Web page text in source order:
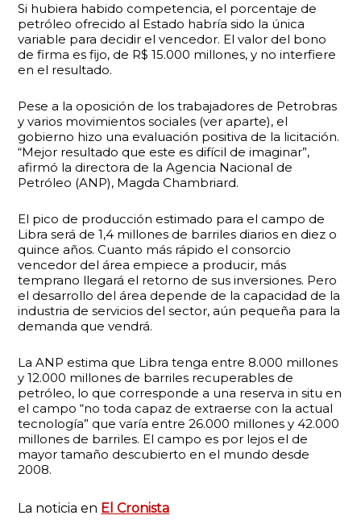
Si hubiera habido competencia, el porcentaje de
petróleo ofrecido al Estado habría sido la única
variable para decidir el vencedor. El valor del bono
de firma es fijo, de R$ 15.000 millones, y no interfiere
en el resultado.
Pese a la oposición de los trabajadores de Petrobras
y varios movimientos sociales (ver aparte), el
gobierno hizo una evaluación positiva de la licitación.
“Mejor resultado que este es difícil de imaginar”,
afirmó la directora de la Agencia Nacional de
Petróleo (ANP), Magda Chambriard.
El pico de producción estimado para el campo de
Libra será de 1,4 millones de barriles diarios en diez o
quince años. Cuanto más rápido el consorcio
vencedor del área empiece a producir, más
temprano llegará el retorno de sus inversiones. Pero
el desarrollo del área depende de la capacidad de la
industria de servicios del sector, aún pequeña para la
demanda que vendrá.
La ANP estima que Libra tenga entre 8.000 millones
y 12.000 millones de barriles recuperables de
petróleo, lo que corresponde a una reserva in situ en
el campo “no toda capaz de extraerse con la actual
tecnología” que varía entre 26.000 millones y 42.000
millones de barriles. El campo es por lejos el de
mayor tamaño descubierto en el mundo desde
2008.
La noticia en El Cronista